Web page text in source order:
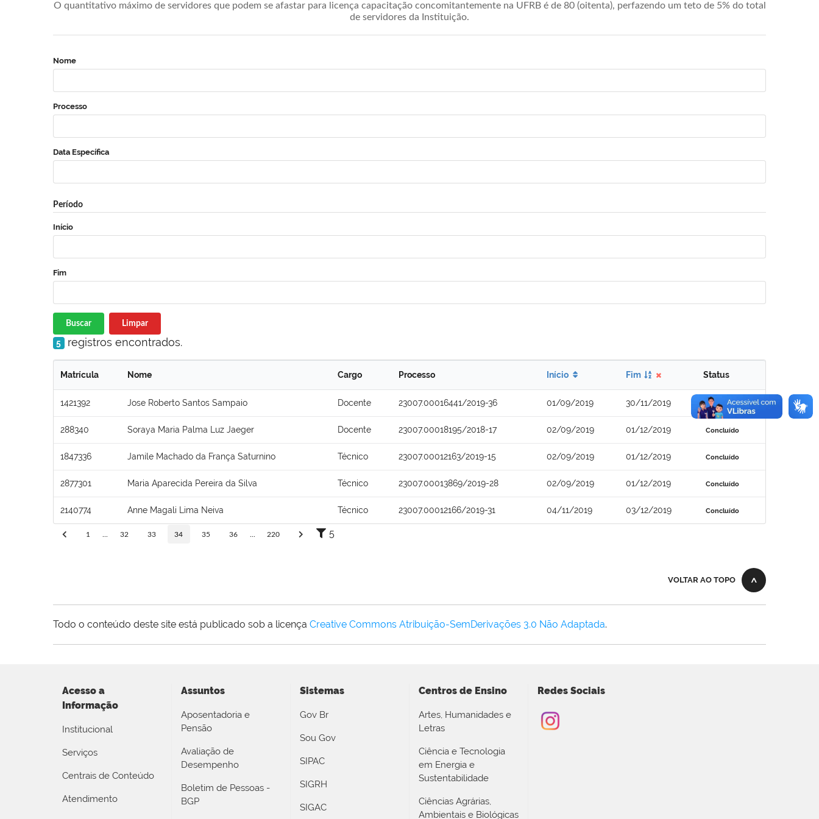
O quantitativo máximo de servidores que podem se afastar para licença capacitação concomitantemente na UFRB é de 80 (oitenta), perfazendo um teto de 5% do total
de servidores da Instituição.
Nome
Processo
Data Específica
Período
Início
Fim
Buscar Limpar
5 registros encontrados.
Matrícula Nome Cargo Processo Início Fim Status
1421392 Jose Roberto Santos Sampaio Docente 23007.00016441/2019-36 01/09/2019 30/11/2019 Concluído
288340 Soraya Maria Palma Luz Jaeger Docente 23007.00018195/2018-17 02/09/2019 01/12/2019 Concluído
1847336 Jamile Machado da França Saturnino Técnico 23007.00012163/2019-15 02/09/2019 01/12/2019 Concluído
2877301 Maria Aparecida Pereira da Silva Técnico 23007.00013869/2019-28 02/09/2019 01/12/2019 Concluído
2140774 Anne Magali Lima Neiva Técnico 23007.00012166/2019-31 04/11/2019 03/12/2019 Concluído
1 32 33 34 35 36 220 5
VOLTAR AO TOPO
Todo o conteúdo deste site está publicado sob a licença Creative Commons Atribuição-SemDerivações 3.0 Não Adaptada.
Acesso a
Informação
Institucional
Serviços
Centrais de Conteúdo
Atendimento
Assuntos
Aposentadoria e
Pensão
Avaliação de
Desempenho
Boletim de Pessoas -
BGP
Sistemas
Gov Br
Sou Gov
SIPAC
SIGRH
SIGAC
Centros de Ensino
Artes, Humanidades e
Letras
Ciência e Tecnologia
em Energia e
Sustentabilidade
Ciências Agrárias,
Ambientais e Biológicas
Redes Sociais